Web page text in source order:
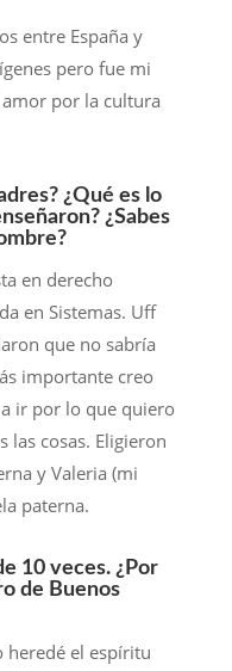
entre España y
pero fue mi
por la cultura
¿Qué es lo
¿Sabes
en derecho
en Sistemas. Uff
que no sabría
importante creo
ir por lo que quiero
las cosas. Eligieron
y Valeria (mi
paterna.
10 veces. ¿Por
de Buenos
heredé el espíritu